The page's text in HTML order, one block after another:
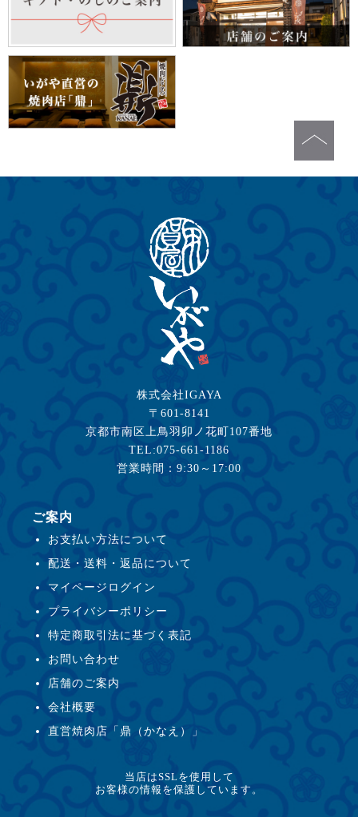
株式会社IGAYA
〒601-8141
京都市南区上鳥羽卯ノ花町107番地
TEL:075-661-1186
営業時間：9:30～17:00
ご案内
お支払い方法について
配送・送料・返品について
マイページログイン
プライバシーポリシー
特定商取引法に基づく表記
お問い合わせ
店舗のご案内
会社概要
直営焼肉店「鼎（かなえ）」
当店はSSLを使用して
お客様の情報を保護しています。